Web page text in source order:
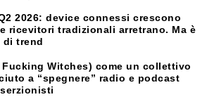
2026: device connessi crescono
ricevitori tradizionali arretrano. Ma è
di trend
Fucking Witches) come un collettivo
a “spegnere” radio e podcast